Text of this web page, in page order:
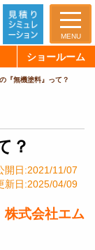
MENU
ショールーム
『無機塗料』って？
？
開日:2021/11/07
新日:2025/04/09
式会社エム